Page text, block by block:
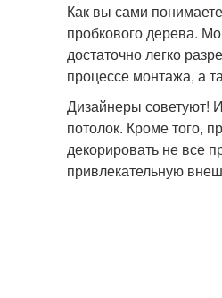
Как вы сами
пробкового дерева.
достаточно легко
процессе монтажа, а
Дизайнеры советуют!
потолок. Кроме того,
декорировать не все
привлекательную